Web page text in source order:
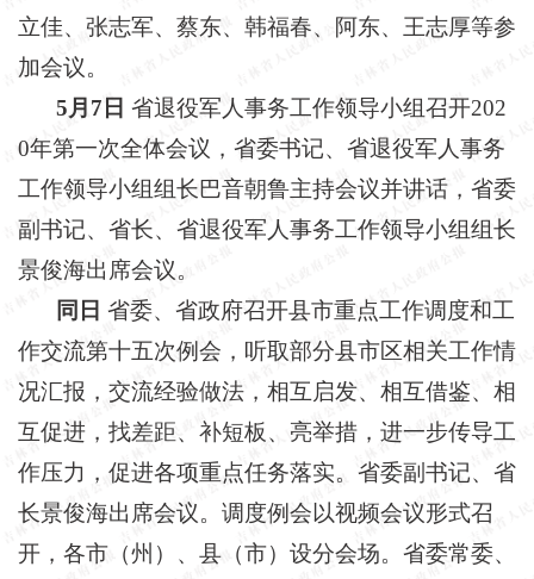
立佳、张志军、蔡东、韩福春、阿东、王志厚等参
加会议。
5月7日 省退役军人事务工作领导小组召开202
0年第一次全体会议，省委书记、省退役军人事务
工作领导小组组长巴音朝鲁主持会议并讲话，省委
副书记、省长、省退役军人事务工作领导小组组长
景俊海出席会议。
同日 省委、省政府召开县市重点工作调度和工
作交流第十五次例会，听取部分县市区相关工作情
况汇报，交流经验做法，相互启发、相互借鉴、相
互促进，找差距、补短板、亮举措，进一步传导工
作压力，促进各项重点任务落实。省委副书记、省
长景俊海出席会议。调度例会以视频会议形式召
开，各市（州）、县（市）设分会场。省委常委、